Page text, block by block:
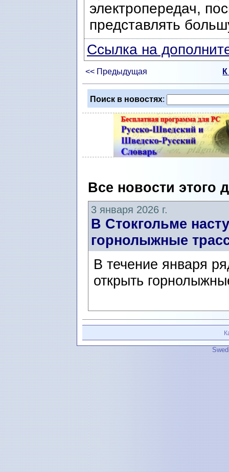
электропередач,
представлять
Ссылка на
<< Предыдущая
Поиск в новостях:
Все новости этого
3 января 2026 г.
В Стокгольме
горнолыжные
В течение января
открыть